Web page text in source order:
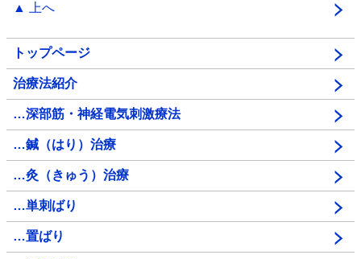
▲ 上へ
トップページ
治療法紹介
…深部筋・神経電気刺激療法
…鍼（はり）治療
…灸（きゅう）治療
…単刺ばり
…置ばり